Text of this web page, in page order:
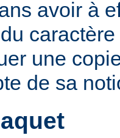
avoir à
une
de sa